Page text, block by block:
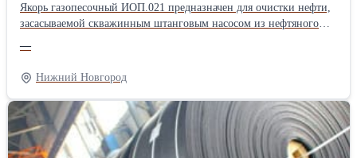
Якорь газопесочный ИОП.021 предназначен для очистки нефти,
засасываемой скважинным штанговым насосом из нефтяного
корпуса, нижнего корпуса, патрубка, соединительных муфт,
внутренней трубы и пробки. Все детали якоря за исключением
внутренней трубы имеют резьбы НКТ73 ГОСТ 633-80 с шагом
2,54 мм. Для забора рабочей среды из затрубного пространства
верхний корпус имеет 88 отверстий Ø10мм. Характеристики: -
диаметр эксплуатационной колонны…114, 146, 168; -
габаритные размеры: длина 16058 мм, диаметр Ø89 мм; - масса
—
Нижний Новгород